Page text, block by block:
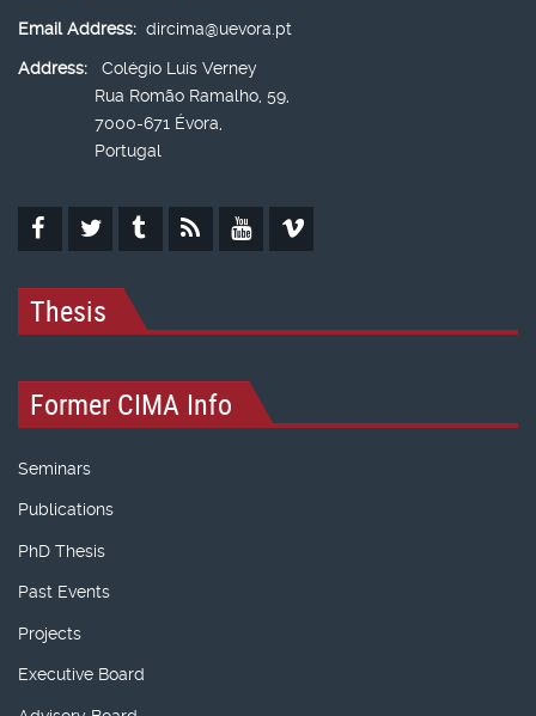
Email Address: dircima@uevora.pt
Address:
Colégio Luís Verney
Rua Romão Ramalho, 59,
7000-671 Évora,
Portugal
Thesis
Former CIMA Info
Seminars
Publications
PhD Thesis
Past Events
Projects
Executive Board